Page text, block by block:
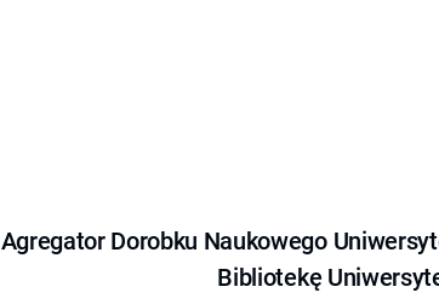
Agregator Dorobku Naukowego
Bibliotekę